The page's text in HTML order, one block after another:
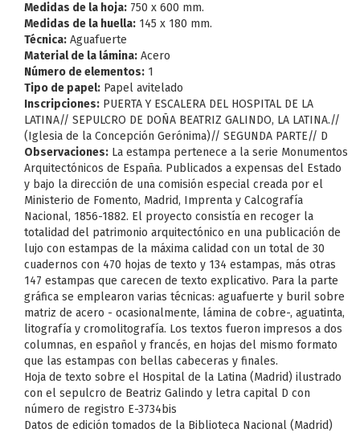
Medidas de la hoja: 750 x 600 mm.
Medidas de la huella: 145 x 180 mm.
Técnica: Aguafuerte
Material de la lámina: Acero
Número de elementos: 1
Tipo de papel: Papel avitelado
Inscripciones: PUERTA Y ESCALERA DEL HOSPITAL DE LA
LATINA// SEPULCRO DE DOÑA BEATRIZ GALINDO, LA LATINA.//
(Iglesia de la Concepción Gerónima)// SEGUNDA PARTE// D
Observaciones: La estampa pertenece a la serie Monumentos
Arquitectónicos de España. Publicados a expensas del Estado
y bajo la dirección de una comisión especial creada por el
Ministerio de Fomento, Madrid, Imprenta y Calcografía
Nacional, 1856-1882. El proyecto consistía en recoger la
totalidad del patrimonio arquitectónico en una publicación de
lujo con estampas de la máxima calidad con un total de 30
cuadernos con 470 hojas de texto y 134 estampas, más otras
147 estampas que carecen de texto explicativo. Para la parte
gráfica se emplearon varias técnicas: aguafuerte y buril sobre
matriz de acero - ocasionalmente, lámina de cobre-, aguatinta,
litografía y cromolitografía. Los textos fueron impresos a dos
columnas, en español y francés, en hojas del mismo formato
que las estampas con bellas cabeceras y finales.
Hoja de texto sobre el Hospital de la Latina (Madrid) ilustrado
con el sepulcro de Beatriz Galindo y letra capital D con
número de registro E-3734bis
Datos de edición tomados de la Biblioteca Nacional (Madrid)